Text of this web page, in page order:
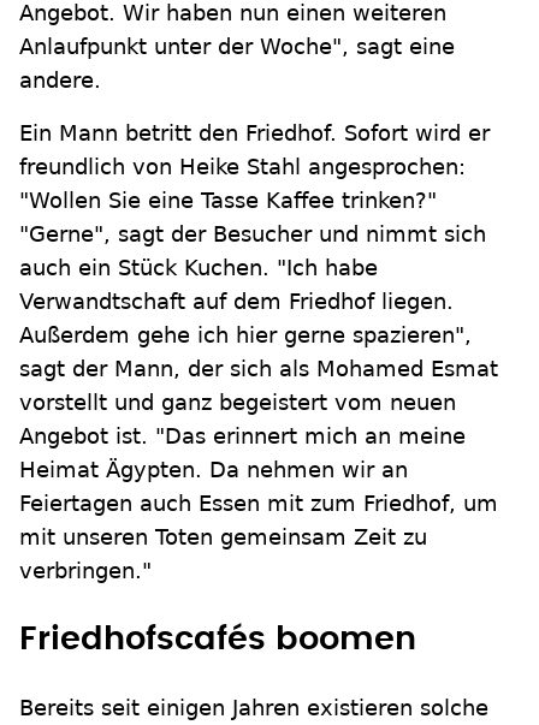
Angebot. Wir haben nun einen weiteren
Anlaufpunkt unter der Woche", sagt eine
andere.
Ein Mann betritt den Friedhof. Sofort wird er
freundlich von Heike Stahl angesprochen:
"Wollen Sie eine Tasse Kaffee trinken?"
"Gerne", sagt der Besucher und nimmt sich
auch ein Stück Kuchen. "Ich habe
Verwandtschaft auf dem Friedhof liegen.
Außerdem gehe ich hier gerne spazieren",
sagt der Mann, der sich als Mohamed Esmat
vorstellt und ganz begeistert vom neuen
Angebot ist. "Das erinnert mich an meine
Heimat Ägypten. Da nehmen wir an
Feiertagen auch Essen mit zum Friedhof, um
mit unseren Toten gemeinsam Zeit zu
verbringen."
Friedhofscafés boomen
Bereits seit einigen Jahren existieren solche